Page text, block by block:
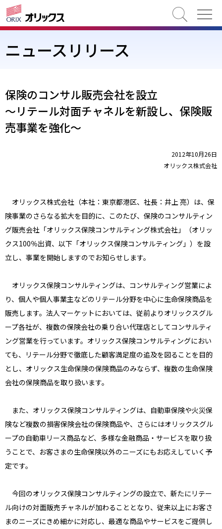
検索
ニュースリリース
保険のコンサル販売会社を設立
～リテール対面チャネルを新設し、保険販
売事業を強化～
2012年10月26日
オリックス株式会社
オリックス株式会社（本社：東京都港区、社長：井上 亮）は、保
険事業のさらなる拡大を目的に、このたび、保険のコンサルティン
グ販売会社「オリックス保険コンサルティング株式会社」（オリッ
クス100％出資、以下「オリックス保険コンサルティング」）を設
立し、事業を開始しますのでお知らせします。
オリックス保険コンサルティングは、コンサルティング営業によ
り、個人や個人事業主などのリテール分野を中心に生命保険商品を
販売します。法人マーケットにおいては、従前よりオリックスグル
ープ各社が、複数の保険会社の乗り合い代理店としてコンサルティ
ング営業を行っています。オリックス保険コンサルティングにおい
ても、リテール分野で徹底した顧客満足度の追及を図ることを目的
とし、オリックス生命保険の保険商品のみならず、複数の生命保険
会社の保険商品を取り扱います。
また、オリックス保険コンサルティングは、自動車保険や火災保
険など複数の損害保険会社の保険商品や、さらにはオリックスグル
ープの自動車リース商品など、多様な金融商品・サービスを取り扱
うことで、お客さまの生命保険以外のニーズにもお応えしていく予
定です。
今回のオリックス保険コンサルティングの設立で、新たにリテー
ル向けの対面販売チャネルが加わることとなり、従来以上にお客さ
まのニーズにきめ細かに対応し、最適な商品やサービスをご提供し